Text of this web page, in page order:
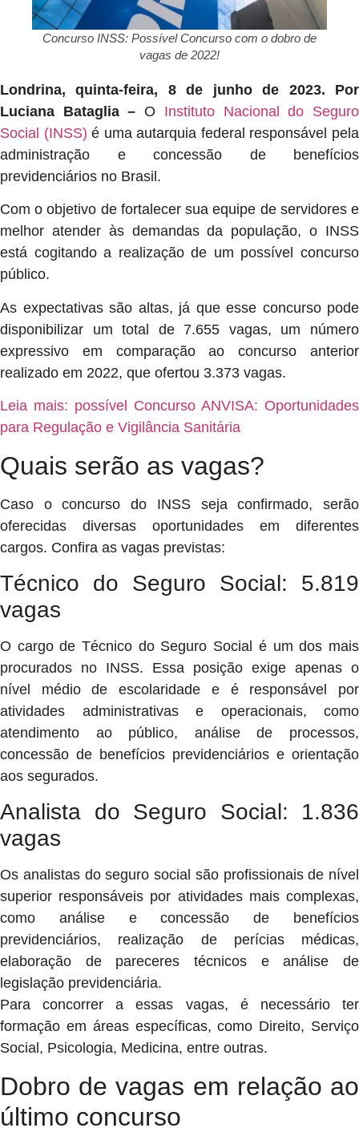
Concurso INSS: Possível Concurso com o dobro de
vagas de 2022!
Londrina, quinta-feira, 8 de junho de 2023. Por
Luciana Bataglia – O Instituto Nacional do Seguro
Social (INSS) é uma autarquia federal responsável pela
administração e concessão de benefícios
previdenciários no Brasil.
Com o objetivo de fortalecer sua equipe de servidores e
melhor atender às demandas da população, o INSS
está cogitando a realização de um possível concurso
público.
As expectativas são altas, já que esse concurso pode
disponibilizar um total de 7.655 vagas, um número
expressivo em comparação ao concurso anterior
realizado em 2022, que ofertou 3.373 vagas.
Leia mais: possível Concurso ANVISA: Oportunidades
para Regulação e Vigilância Sanitária
Quais serão as vagas?
Caso o concurso do INSS seja confirmado, serão
oferecidas diversas oportunidades em diferentes
cargos. Confira as vagas previstas:
Técnico do Seguro Social: 5.819
vagas
O cargo de Técnico do Seguro Social é um dos mais
procurados no INSS. Essa posição exige apenas o
nível médio de escolaridade e é responsável por
atividades administrativas e operacionais, como
atendimento ao público, análise de processos,
concessão de benefícios previdenciários e orientação
aos segurados.
Analista do Seguro Social: 1.836
vagas
Os analistas do seguro social são profissionais de nível
superior responsáveis por atividades mais complexas,
como análise e concessão de benefícios
previdenciários, realização de perícias médicas,
elaboração de pareceres técnicos e análise de
legislação previdenciária.
Para concorrer a essas vagas, é necessário ter
formação em áreas específicas, como Direito, Serviço
Social, Psicologia, Medicina, entre outras.
Dobro de vagas em relação ao
último concurso